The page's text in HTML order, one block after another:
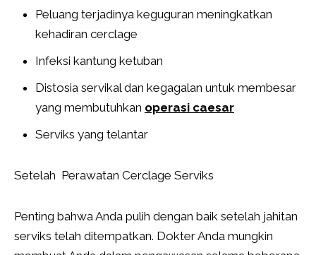
Peluang terjadinya keguguran meningkatkan
kehadiran cerclage
Infeksi kantung ketuban
Distosia servikal dan kegagalan untuk membesar
yang membutuhkan operasi caesar
Serviks yang telantar
Setelah Perawatan Cerclage Serviks
Penting bahwa Anda pulih dengan baik setelah jahitan
serviks telah ditempatkan. Dokter Anda mungkin